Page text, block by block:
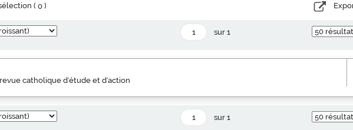
(0 )
sur 1
catholique d'étude et d'action
sur 1